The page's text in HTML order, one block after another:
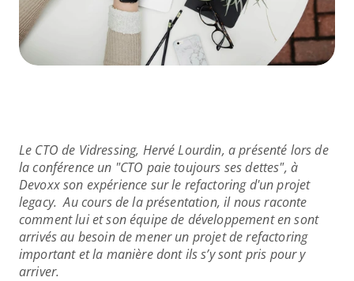
Le CTO de Vidressing, Hervé Lourdin, a présenté lors de
la conférence un "CTO paie toujours ses dettes", à
Devoxx son expérience sur le refactoring d'un projet
legacy. Au cours de la présentation, il nous raconte
comment lui et son équipe de développement en sont
arrivés au besoin de mener un projet de refactoring
important et la manière dont ils s’y sont pris pour y
arriver.